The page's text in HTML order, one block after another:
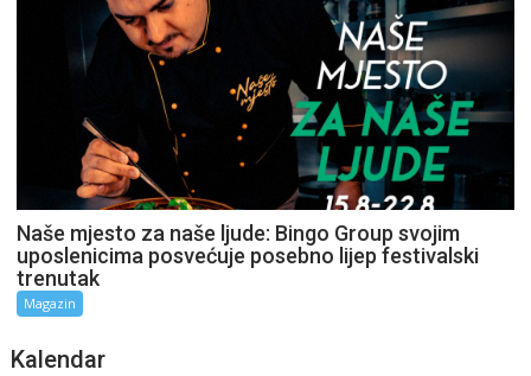
Naše mjesto za naše ljude: Bingo Group svojim
uposlenicima posvećuje posebno lijep festivalski
trenutak
Magazin
Kalendar